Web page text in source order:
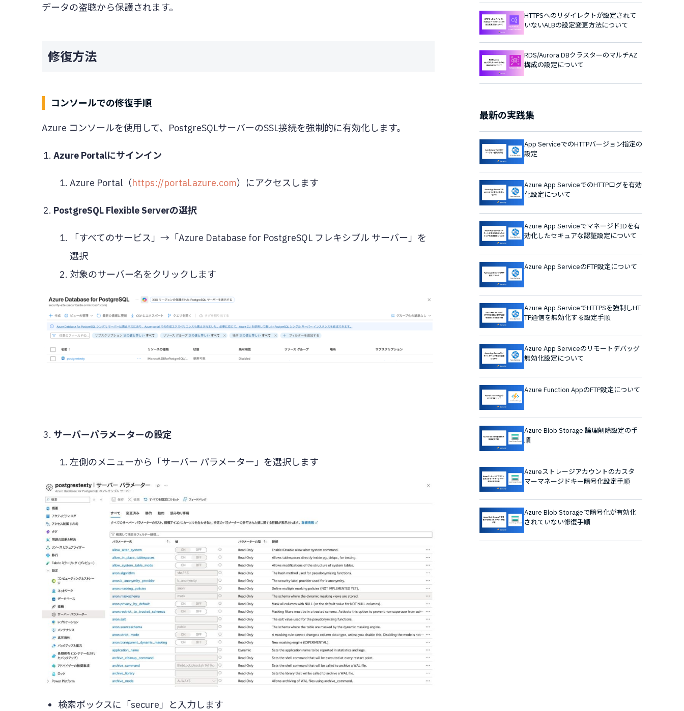
データの盗聴から保護されます。
修復方法
コンソールでの修復手順
Azure コンソールを使用して、PostgreSQLサーバーのSSL接続を強制的に有効化します。
Azure Portalにサインイン
Azure Portal（https://portal.azure.com）にアクセスします
PostgreSQL Flexible Serverの選択
「すべてのサービス」→「Azure Database for PostgreSQL フレキシブル サーバー」を
選択
対象のサーバー名をクリックします
サーバーパラメーターの設定
左側のメニューから「サーバー パラメーター」を選択します
検索ボックスに「secure」と入力します
HTTPSへのリダイレクトが設定されて
いないALBの設定変更方法について
RDS/Aurora DBクラスターのマルチAZ
構成の設定について
最新の実践集
App ServiceでのHTTPバージョン指定の
設定
Azure App ServiceでのHTTPログを有効
化設定について
Azure App ServiceでマネージドIDを有
効化したセキュアな認証設定について
Azure App ServiceのFTP設定について
Azure App ServiceでHTTPSを強制しHT
TP通信を無効化する設定手順
Azure App Serviceのリモートデバッグ
無効化設定について
Azure Function AppのFTP設定について
Azure Blob Storage 論理削除設定の手
順
Azureストレージアカウントのカスタ
マーマネージドキー暗号化設定手順
Azure Blob Storageで暗号化が有効化
されていない修復手順